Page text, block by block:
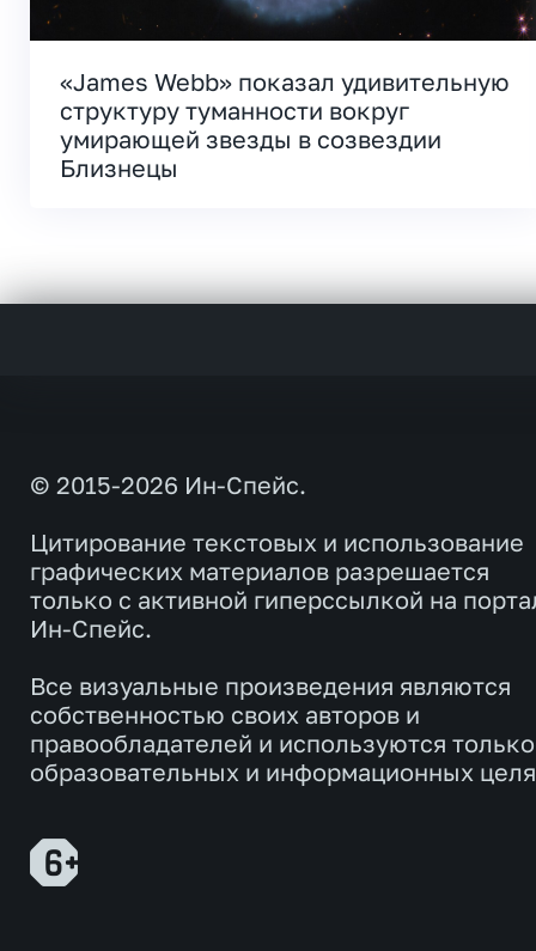
«James Webb» показал удивительную
структуру туманности вокруг
умирающей звезды в созвездии
Близнецы
© 2015-2026 Ин-Спейс.
Цитирование текстовых и использование
графических материалов разрешается
только с активной гиперссылкой на
Ин-Спейс.
Все визуальные произведения являются
собственностью своих авторов и
правообладателей и используются
образовательных и информационных